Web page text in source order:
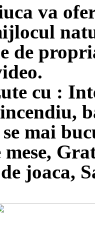
va
de
cu :
incendiu,
mai
joaca,